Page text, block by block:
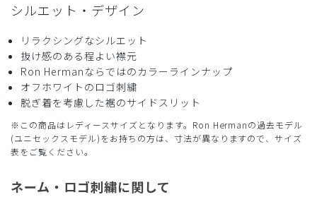
年齢:40代 身長: 151-155cm
サイズ感小さめ
ストレッチ感 よく伸びる
厚さ とても薄い
生地が厚い印象ですが、着心地がいいです。パンツもライン
が綺麗に出て、上衣も体のラインをひろわないので、オシャ
商品：R29レディース:Ron Herman スクラブトップス/
ブラウン/M
役に立った 0
シルエット・デザイン
リラクシングなシルエット
抜け感のある程よい襟元
Ron Hermanならではのカラーラインナップ
オフホワイトのロゴ刺繍
脱ぎ着を考慮した裾のサイドスリット
※この商品はレディースサイズとなります。Ron Hermanの過去モデル
(ユニセックスモデル)をお持ちの方は、寸法が異なりますので、サイズ
表をご覧ください。
ネーム・ロゴ刺繍に関して